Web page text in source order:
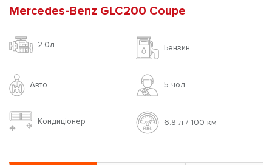
Mercedes-Benz GLC200 Coupe
2.0л Бензин
Авто 5 чoл
Кондиціонер 6.8 л / 100 км